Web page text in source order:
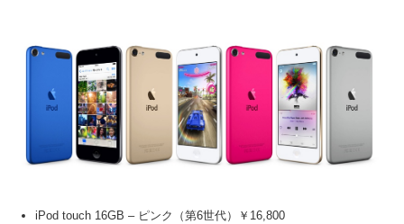
iPod touch 16GB – ピンク（第6世代）￥16,800